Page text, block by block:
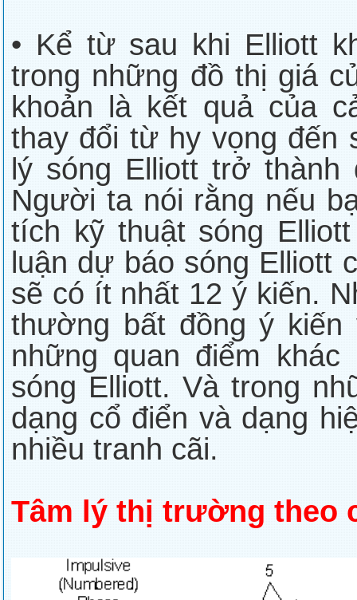
• Kể từ sau khi Elliott
trong những đồ thị giá
khoản là kết quả của
thay đổi từ hy vọng đến
lý sóng Elliott trở
Người ta nói rằng nếu
tích kỹ thuật sóng
luận dự báo sóng Elliott
sẽ có ít nhất 12 ý kiến.
thường bất đồng ý
những quan điểm
sóng Elliott. Và trong
dạng cổ điển và dạng
nhiều tranh cãi.
Tâm lý thị trường theo